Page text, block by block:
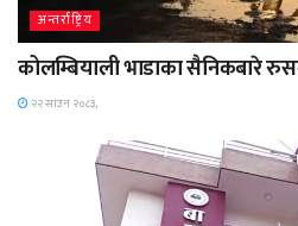
अन्तर्राष्ट्रिय
कोलम्बियाली भाडाका सैनिकबारे
२२ साउन २०८३,